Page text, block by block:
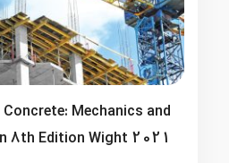
Concrete: Mechanics and
8th Edition Wight 2021